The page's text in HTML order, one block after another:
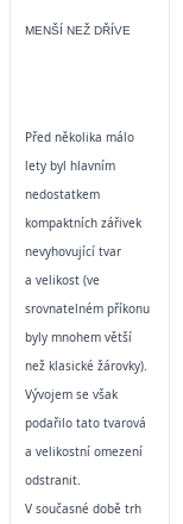
MENŠÍ NEŽ DŘÍVE
Před několika málo
lety byl hlavním
nedostatkem
kompaktních zářivek
nevyhovující tvar
a velikost (ve
srovnatelném příkonu
byly mnohem větší
než klasické žárovky).
Vývojem se však
podařilo tato tvarová
a velikostní omezení
odstranit.
V současné době trh